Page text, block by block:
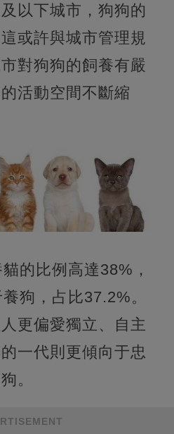
以下城市，狗狗的
或許與城市管理規
對狗狗的飼養有嚴
活動空間不斷縮
的比例高達38%，
狗，占比37.2%。
更偏愛獨立、自主
一代則更傾向于忠
。